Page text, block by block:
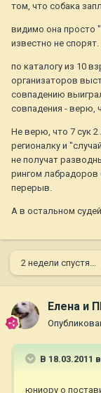
том, что собака
видимо она просто
известно не спорят.
по каталогу из 10
организаторов
совпадению
совпадения - верю,
Не верю, что 7 сук 2
регионалку и
не получат
рингом лабрадоров
перерыв.
А в остальном
2 недели спустя...
Елена и
В 18.03.2011
юниору о